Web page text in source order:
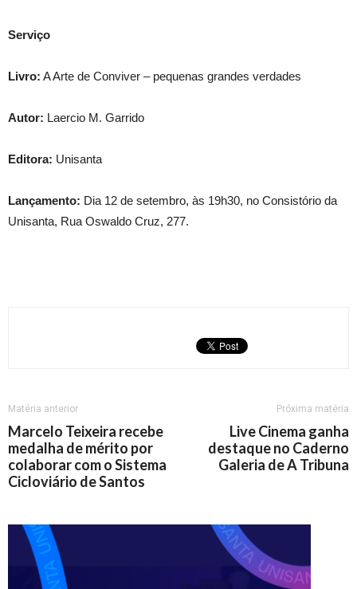
Serviço
Livro: A Arte de Conviver – pequenas grandes verdades
Autor: Laercio M. Garrido
Editora: Unisanta
Lançamento: Dia 12 de setembro, às 19h30, no Consistório da
Unisanta, Rua Oswaldo Cruz, 277.
Matéria anterior
Marcelo Teixeira recebe
medalha de mérito por
colaborar com o Sistema
Cicloviário de Santos
Próxima matéria
Live Cinema ganha
destaque no Caderno
Galeria de A Tribuna